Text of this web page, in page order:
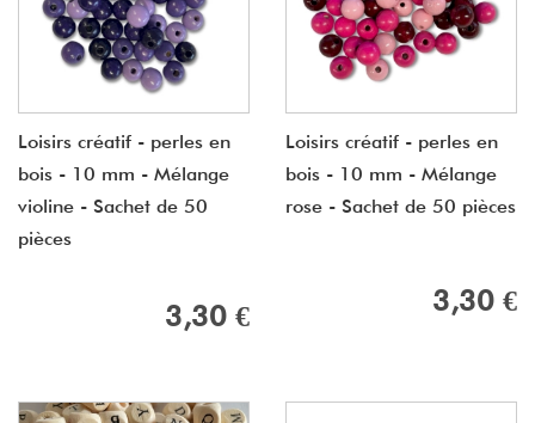
Loisirs créatif - perles en
bois - 10 mm - Mélange
violine - Sachet de 50
pièces
3,30 €
Loisirs créatif - perles en
bois - 10 mm - Mélange
rose - Sachet de 50 pièces
3,30 €